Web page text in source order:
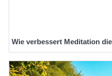
Wie verbessert Meditation